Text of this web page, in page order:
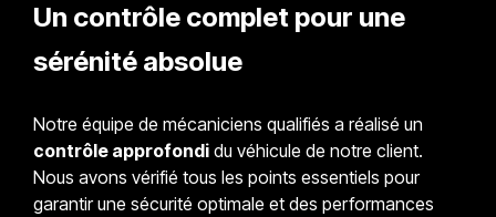
Un contrôle complet pour une
sérénité absolue
Notre équipe de mécaniciens qualifiés a réalisé un
contrôle approfondidu véhicule de notre client.
Nous avons vérifié tous les points essentiels pour
garantir une sécurité optimale et des performances